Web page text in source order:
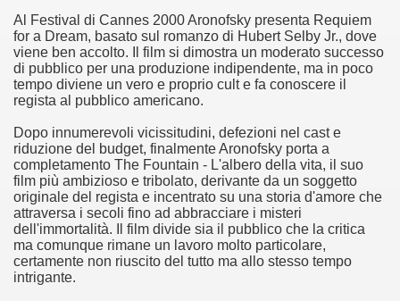
Al Festival di Cannes 2000 Aronofsky presenta Requiem
for a Dream, basato sul romanzo di Hubert Selby Jr., dove
viene ben accolto. Il film si dimostra un moderato successo
di pubblico per una produzione indipendente, ma in poco
tempo diviene un vero e proprio cult e fa conoscere il
regista al pubblico americano.
Dopo innumerevoli vicissitudini, defezioni nel cast e
riduzione del budget, finalmente Aronofsky porta a
completamento The Fountain - L'albero della vita, il suo
film più ambizioso e tribolato, derivante da un soggetto
originale del regista e incentrato su una storia d'amore che
attraversa i secoli fino ad abbracciare i misteri
dell'immortalità. Il film divide sia il pubblico che la critica
ma comunque rimane un lavoro molto particolare,
certamente non riuscito del tutto ma allo stesso tempo
intrigante.
di vendite, Il cacciatore di aquiloni.
di Jeffery Deaver dedicato al criminologo tetraplegico
atipico, un viaggio interiore di Isabel Allende
di maggior successo al mondo.
psicopatico assoldato dal potere per poter incastrare
risiede quasi esclusivamente nella sua enorme
Se Ti Piacciono nel mese di Maggio 2013.